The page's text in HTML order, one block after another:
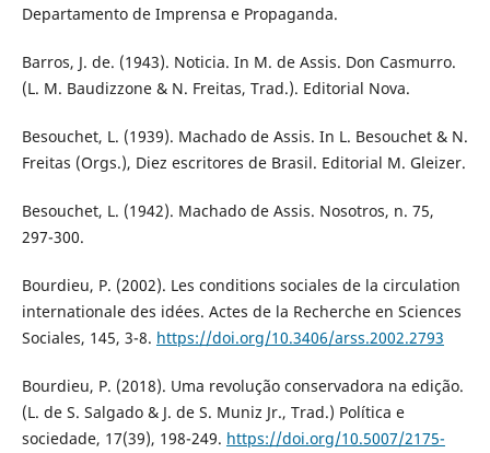
Departamento de Imprensa e Propaganda.
Barros, J. de. (1943). Noticia. In M. de Assis. Don Casmurro.
(L. M. Baudizzone & N. Freitas, Trad.). Editorial Nova.
Besouchet, L. (1939). Machado de Assis. In L. Besouchet & N.
Freitas (Orgs.), Diez escritores de Brasil. Editorial M. Gleizer.
Besouchet, L. (1942). Machado de Assis. Nosotros, n. 75,
297-300.
Bourdieu, P. (2002). Les conditions sociales de la circulation
internationale des idées. Actes de la Recherche en Sciences
Sociales, 145, 3-8. https://doi.org/10.3406/arss.2002.2793
Bourdieu, P. (2018). Uma revolução conservadora na edição.
(L. de S. Salgado & J. de S. Muniz Jr., Trad.) Política e
sociedade, 17(39), 198-249. https://doi.org/10.5007/2175-